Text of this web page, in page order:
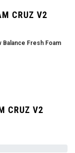
CRUZ V2
Fresh Foam
CRUZ V2